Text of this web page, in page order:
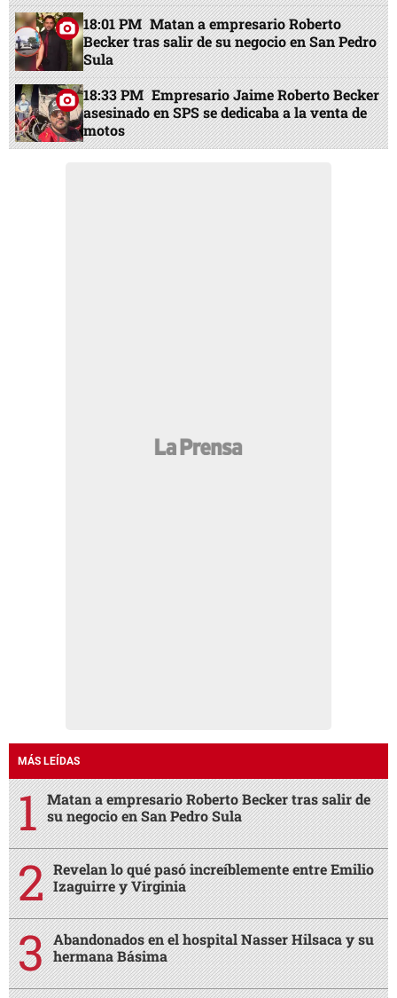
18:01 PM Matan a empresario Roberto
Becker tras salir de su negocio en San Pedro
Sula
18:33 PM Empresario Jaime Roberto Becker
asesinado en SPS se dedicaba a la venta de
motos
MÁS LEÍDAS
Matan a empresario Roberto Becker tras salir de
su negocio en San Pedro Sula
Revelan lo qué pasó increíblemente entre Emilio
Izaguirre y Virginia
Abandonados en el hospital Nasser Hilsaca y su
hermana Básima